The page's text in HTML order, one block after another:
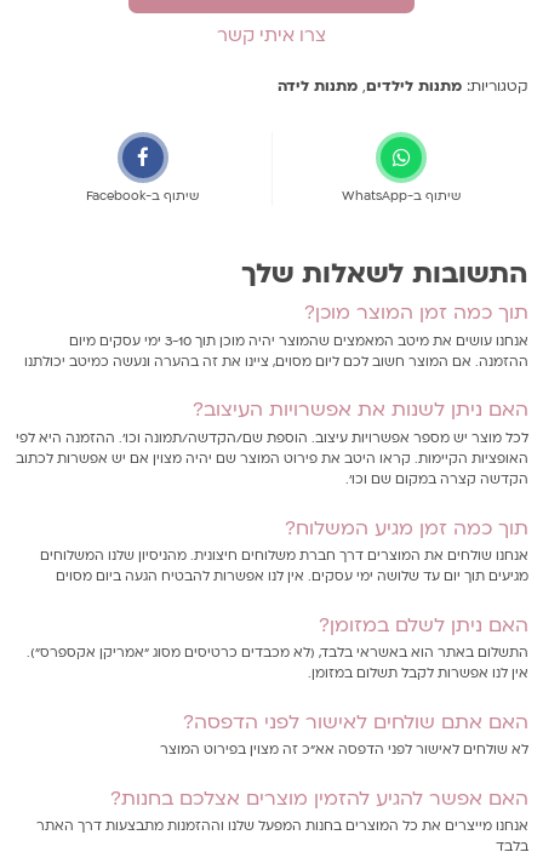
צרו איתי קשר
קטגוריות: מתנות לילדים, מתנות לידה
שיתוף ב-WhatsApp שיתוף ב-Facebook
התשובות לשאלות שלך
תוך כמה זמן המוצר מוכן?
אנחנו עושים את מיטב המאמצים שהמוצר יהיה מוכן תוך 3-10 ימי עסקים מיום
ההזמנה. אם המוצר חשוב לכם ליום מסוים, ציינו את זה בהערה ונעשה כמיטב יכולתנו
האם ניתן לשנות את אפשרויות העיצוב?
לכל מוצר יש מספר אפשרויות עיצוב. הוספת שם/הקדשה/תמונה וכו'. ההזמנה היא לפי
האופציות הקיימות. קראו היטב את פירוט המוצר שם יהיה מצוין אם יש אפשרות לכתוב
הקדשה קצרה במקום שם וכו'.
תוך כמה זמן מגיע המשלוח?
אנחנו שולחים את המוצרים דרך חברת משלוחים חיצונית. מהניסיון שלנו המשלוחים
מגיעים תוך יום עד שלושה ימי עסקים. אין לנו אפשרות להבטיח הגעה ביום מסוים
האם ניתן לשלם במזומן?
התשלום באתר הוא באשראי בלבד, (לא מכבדים כרטיסים מסוג "אמריקן אקספרס").
אין לנו אפשרות לקבל תשלום במזומן.
האם אתם שולחים לאישור לפני הדפסה?
לא שולחים לאישור לפני הדפסה אא"כ זה מצוין בפירוט המוצר
האם אפשר להגיע להזמין מוצרים אצלכם בחנות?
אנחנו מייצרים את כל המוצרים בחנות המפעל שלנו וההזמנות מתבצעות דרך האתר
בלבד